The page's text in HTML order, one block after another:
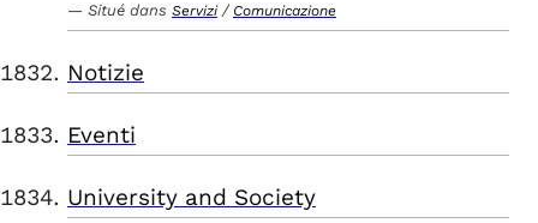
Situé dans Servizi / Comunicazione
Notizie
Eventi
University and Society